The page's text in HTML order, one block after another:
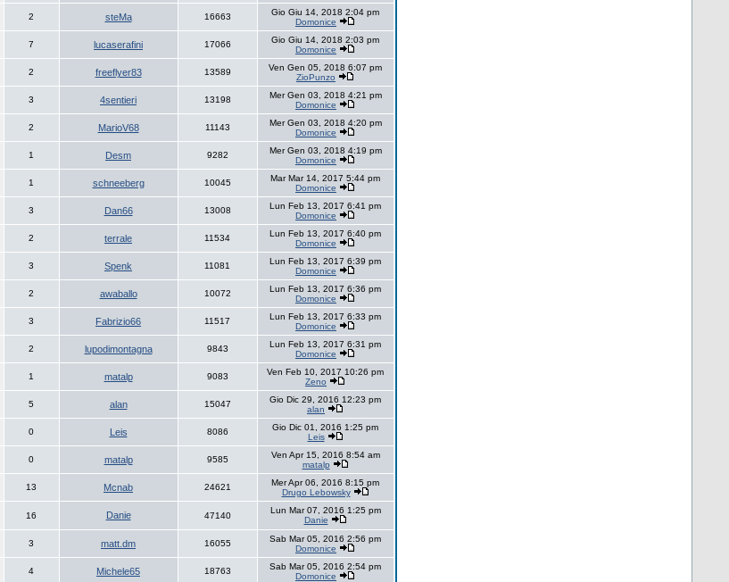
2 steMa 16663
Gio Giu 14, 2018 2:04 pm
Domonice
7 lucaserafini 17066
Gio Giu 14, 2018 2:03 pm
Domonice
2 freeflyer83 13589
Ven Gen 05, 2018 6:07 pm
ZioPunzo
3 4sentieri 13198
Mer Gen 03, 2018 4:21 pm
Domonice
2 MarioV68 11143
Mer Gen 03, 2018 4:20 pm
Domonice
1 Desm 9282
Mer Gen 03, 2018 4:19 pm
Domonice
1 schneeberg 10045
Mar Mar 14, 2017 5:44 pm
Domonice
3 Dan66 13008
Lun Feb 13, 2017 6:41 pm
Domonice
2 terrale 11534
Lun Feb 13, 2017 6:40 pm
Domonice
3 Spenk 11081
Lun Feb 13, 2017 6:39 pm
Domonice
2 awaballo 10072
Lun Feb 13, 2017 6:36 pm
Domonice
3 Fabrizio66 11517
Lun Feb 13, 2017 6:33 pm
Domonice
2 lupodimontagna 9843
Lun Feb 13, 2017 6:31 pm
Domonice
1 matalp 9083
Ven Feb 10, 2017 10:26 pm
Zeno
5 alan 15047
Gio Dic 29, 2016 12:23 pm
alan
0 Leis 8086
Gio Dic 01, 2016 1:25 pm
Leis
0 matalp 9585
Ven Apr 15, 2016 8:54 am
matalp
13 Mcnab 24621
Mer Apr 06, 2016 8:15 pm
Drugo Lebowsky
16 Danie 47140
Lun Mar 07, 2016 1:25 pm
Danie
3 matt.dm 16055
Sab Mar 05, 2016 2:56 pm
Domonice
4 Michele65 18763
Sab Mar 05, 2016 2:54 pm
Domonice